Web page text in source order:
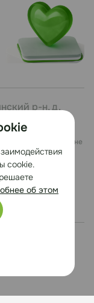
р-н, д.
носит
каких условиях не
cookie.
об этом